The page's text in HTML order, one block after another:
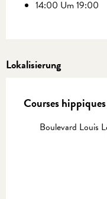
14:00 Um 19:00
Lokalisierung
Courses
Boulevard Louis